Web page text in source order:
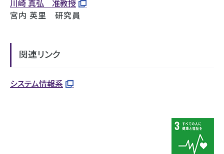
川崎 真弘 准教授
宮内 英里 研究員
関連リンク
システム情報系